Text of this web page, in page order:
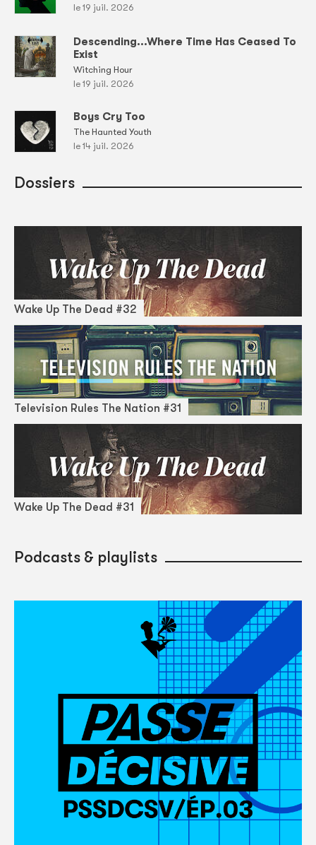
le 19 juil. 2026
Descending...Where Time Has Ceased To
Exist
Witching Hour
le 19 juil. 2026
Boys Cry Too
The Haunted Youth
le 14 juil. 2026
Dossiers
Wake Up The Dead #32
Television Rules The Nation #31
Wake Up The Dead #31
Podcasts & playlists